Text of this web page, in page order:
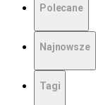
Polecane
Najnowsze
Tagi